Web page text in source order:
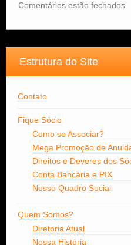
Comentários estão fechados.
Estrutura do Site
Contato
Fique Sócio
Como se Associar?
Mega Promoção de
Direitos e Deveres dos
Conta Bancária e PIX
Nosso Quadro Social
Quem Somos?
Diretoria Atual
Nossa História